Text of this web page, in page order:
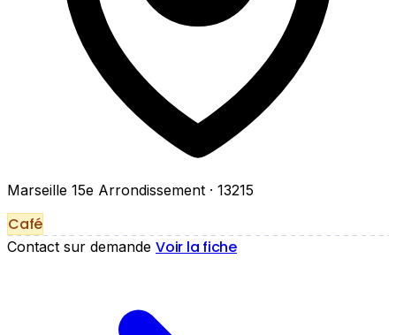
Marseille 15e Arrondissement · 13215
Café
Contact sur demande Voir la fiche